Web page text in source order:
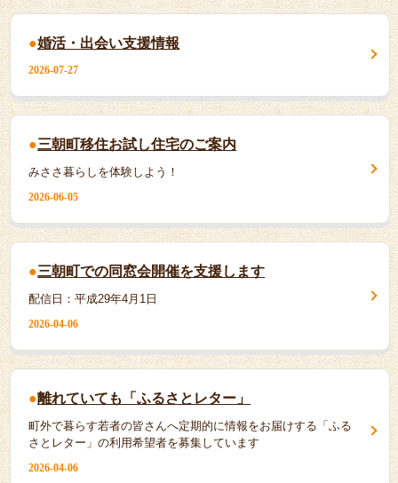
婚活・出会い支援情報
2026-07-27
三朝町移住お試し住宅のご案内
みささ暮らしを体験しよう！
2026-06-05
三朝町での同窓会開催を支援します
配信日：平成29年4月1日
2026-04-06
離れていても「ふるさとレター」
町外で暮らす若者の皆さんへ定期的に情報をお届けする「ふる
さとレター」の利用希望者を募集しています
2026-04-06